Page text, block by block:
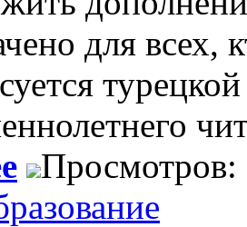
для всех,
Просмотров: